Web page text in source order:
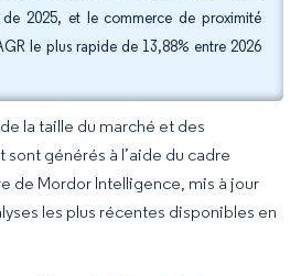
de 2025, et le commerce de proximité
le plus rapide de 13,88% entre 2026
la taille du marché et des
générés à l’aide du cadre
de Mordor Intelligence, mis à jour
les plus récentes disponibles en